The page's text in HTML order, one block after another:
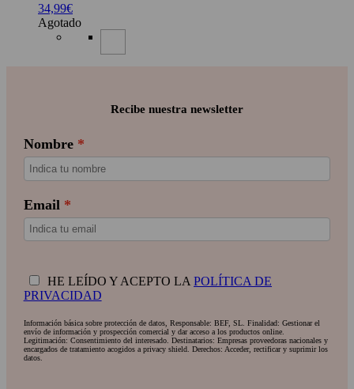
34,99€
Agotado
Recibe nuestra newsletter
Nombre
Email
HE LEÍDO Y ACEPTO LAPOLÍTICA DE
PRIVACIDAD
Información básica sobre protección de datos, Responsable: BEF, SL. Finalidad: Gestionar el
envío de información y prospección comercial y dar acceso a los productos online.
Legitimación: Consentimiento del interesado. Destinatarios: Empresas proveedoras nacionales y
encargados de tratamiento acogidos a privacy shield. Derechos: Acceder, rectificar y suprimir los
datos.